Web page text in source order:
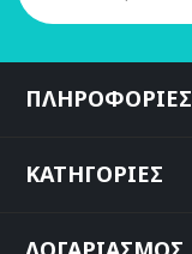
ΠΛΗΡΟΦΟΡΙΕΣ
ΚΑΤΗΓΟΡΙΕΣ